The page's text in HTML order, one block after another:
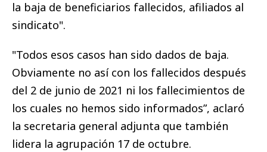
la baja de beneficiarios fallecidos, afiliados al
sindicato".
"Todos esos casos han sido dados de baja.
Obviamente no así con los fallecidos después
del 2 de junio de 2021 ni los fallecimientos de
los cuales no hemos sido informados”, aclaró
la secretaria general adjunta que también
lidera la agrupación 17 de octubre.